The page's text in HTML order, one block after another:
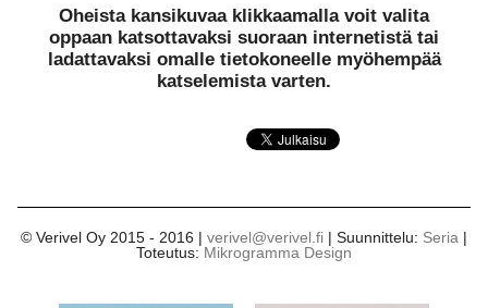
Oheista kansikuvaa klikkaamalla voit valita
oppaan katsottavaksi suoraan internetistä tai
ladattavaksi omalle tietokoneelle myöhempää
katselemista varten.
© Verivel Oy 2015 - 2016 | verivel@verivel.fi | Suunnittelu: Seria |
Toteutus: Mikrogramma Design